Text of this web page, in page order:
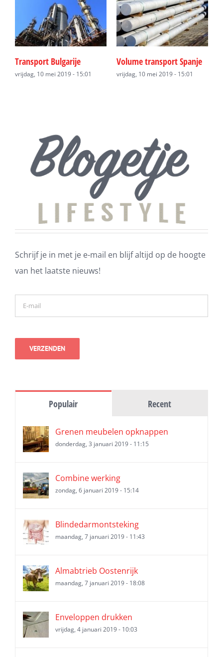
Transport Bulgarije
vrijdag, 10 mei 2019 - 15:01
Volume transport Spanje
vrijdag, 10 mei 2019 - 15:01
Schrijf je in met je e-mail en blijf altijd op de hoogte
van het laatste nieuws!
Populair Recent
Grenen meubelen opknappen
donderdag, 3 januari 2019 - 11:15
Combine werking
zondag, 6 januari 2019 - 15:14
Blindedarmontsteking
maandag, 7 januari 2019 - 11:43
Almabtrieb Oostenrijk
maandag, 7 januari 2019 - 18:08
Enveloppen drukken
vrijdag, 4 januari 2019 - 10:03